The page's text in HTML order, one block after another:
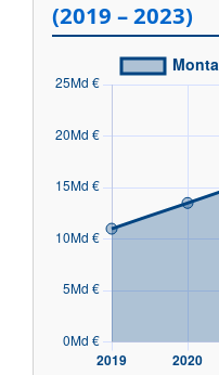
(2019 – 2023)